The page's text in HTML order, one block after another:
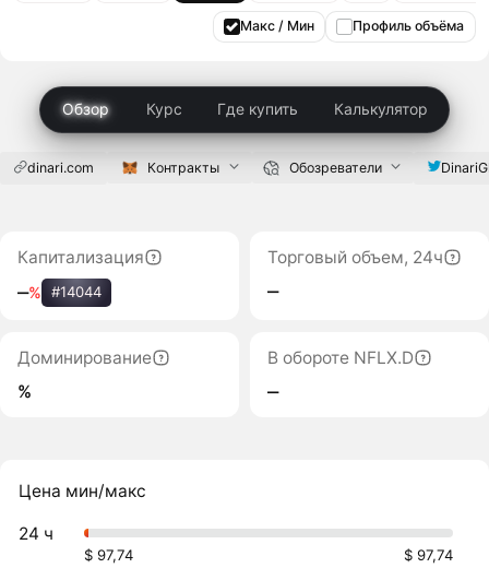
Макс / Мин Профиль объёма
Обзор Курс Где купить Калькулятор
dinari.com Контракты Обозреватели
Капитализация
‒% #14044
Торговый объем, 24ч
‒
Доминирование
%
В обороте NFLX.D
‒
Цена мин/макс
24 ч
$ 97,74 $ 97,74